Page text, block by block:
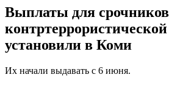
Выплаты для срочников
установили в Коми
Их начали выдавать с 6 июня.